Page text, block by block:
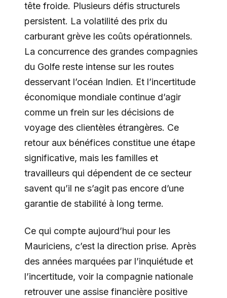
tête froide. Plusieurs défis structurels
persistent. La volatilité des prix du
carburant grève les coûts opérationnels.
La concurrence des grandes compagnies
du Golfe reste intense sur les routes
desservant l’océan Indien. Et l’incertitude
économique mondiale continue d’agir
comme un frein sur les décisions de
voyage des clientèles étrangères. Ce
retour aux bénéfices constitue une étape
significative, mais les familles et
travailleurs qui dépendent de ce secteur
savent qu’il ne s’agit pas encore d’une
garantie de stabilité à long terme.
Ce qui compte aujourd’hui pour les
Mauriciens, c’est la direction prise. Après
des années marquées par l’inquiétude et
l’incertitude, voir la compagnie nationale
retrouver une assise financière positive